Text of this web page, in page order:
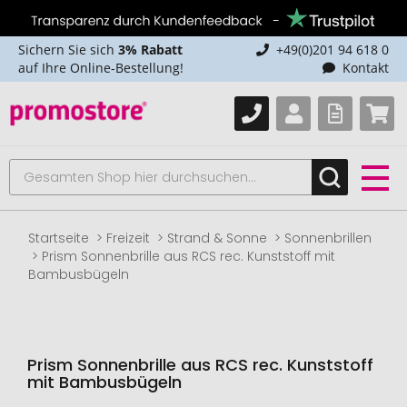
Sichern Sie sich 3% Rabatt
auf Ihre Online-Bestellung!
+49(0)201 94 618 0
Kontakt
Startseite Freizeit Strand & Sonne
Sonnenbrillen
Prism Sonnenbrille aus RCS rec. Kunststoff mit
Bambusbügeln
Prism Sonnenbrille aus RCS rec. Kunststoff
mit Bambusbügeln